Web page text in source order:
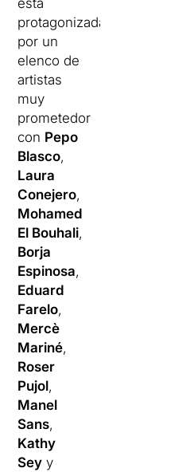
está
protagonizada
por un
elenco de
artistas
muy
prometedor
con Pepo
Blasco,
Laura
Conejero,
Mohamed
El Bouhali,
Borja
Espinosa,
Eduard
Farelo,
Mercè
Mariné,
Roser
Pujol,
Manel
Sans,
Kathy
Sey y